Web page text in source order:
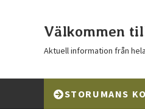
Välkommen
Aktuell information från
STORUMANS